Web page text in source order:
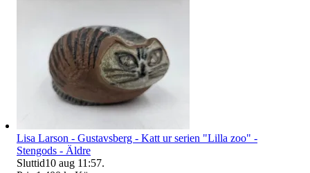
Lisa Larson - Gustavsberg - Katt ur serien "Lilla zoo" -
Stengods - Äldre
Sluttid10 aug 11:57.